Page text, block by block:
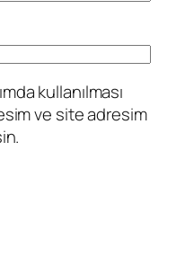
kullanılması
ve site adresim